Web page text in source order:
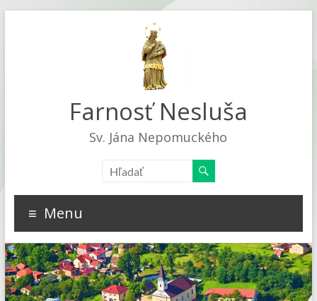
Farnosť Nesluša
Sv. Jána Nepomuckého
Menu